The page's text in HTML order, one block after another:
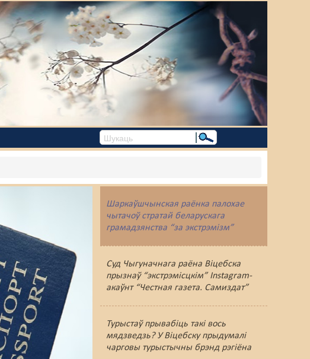
Шаркаўшчынская раёнка палохае
чытачоў стратай беларускага
грамадзянства “за экстрэмізм”
Суд Чыгуначнага раёна Віцебска
прызнаў “экстрэмісцкім” Instagram-
акаўнт “Честная газета. Самиздат”
Турыстаў прывабіць такі вось
мядзведзь? У Віцебску прыдумалі
чарговы турыстычны брэнд рэгіёна